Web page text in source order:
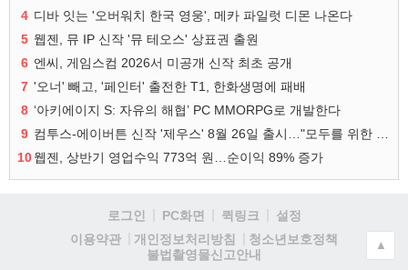
4 디바 잇는 '오버워치 한국 영웅', 메카 파일럿 디몬 나온다
5 웹젠, 뮤 IP 신작 '뮤 테오스' 상표권 출원
6 엔씨, 게임스컴 2026서 미공개 신작 최초 공개
7 '오너' 빼고, '페인터' 출전한 T1, 한화생명에 패배
8 ‘아키에이지 S: 자유의 해협’ PC MMORPG로 개발한다
9
10웹젠, 상반기 영업수익 773억 원…순이익 89% 증가
로그인 PC화면 퀵링크
설정
이용약관
개인정보처리방침
청소년보호정책
불법촬영물신고안내
▲